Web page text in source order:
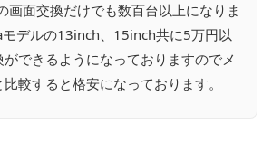
画面交換だけでも数百台以上になりま
デルの13inch、15inch共に5万円以
できるようになっておりますのでメ
較すると格安になっております。